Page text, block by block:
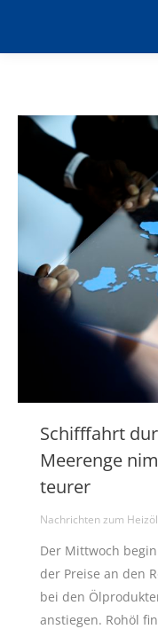
Schifffahrt
Meerenge
teurer
Nachrichten zum
Der Mittwoch
der Preise an den
bei den
anstiegen. Rohöl